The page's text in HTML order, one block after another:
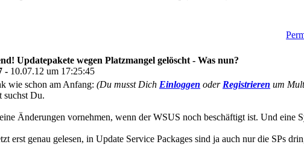
Updatepakete wegen Platzmangel gelöscht - Was nun?
- 10.07.12 um 17:25:45
wie schon am Anfang: (Du musst Dich Einloggen oder Registrieren um
suchst Du.
Änderungen vornehmen, wenn der WSUS noch beschäftigt ist. Und eine
erst genau gelesen, in Update Service Packages sind ja auch nur die SPs